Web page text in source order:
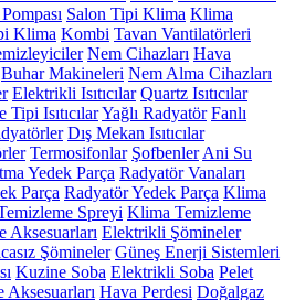
Salon Tipi Klima Klima
Klima Kombi Tavan Vantilatörleri
Nem Cihazları Hava
Buhar Makineleri Nem Alma Cihazları
Elektrikli Isıtıcılar Quartz Isıtıcılar
Tipi IsıtıcılarYağlı Radyatör Fanlı
Dış Mekan Isıtıcılar
Termosifonlar Şofbenler Ani Su
Yedek Parça Radyatör Vanaları
Parça Radyatör Yedek Parça Klima
Spreyi Klima Temizleme
Aksesuarları Elektrikli Şömineler
Şömineler Güneş Enerji Sistemleri
Kuzine Soba Elektrikli Soba Pelet
Aksesuarları Hava Perdesi Doğalgaz